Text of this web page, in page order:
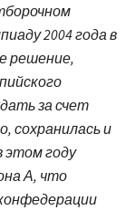
2004 года в
решение,
за счет
сохранилась и
этом году
А, что